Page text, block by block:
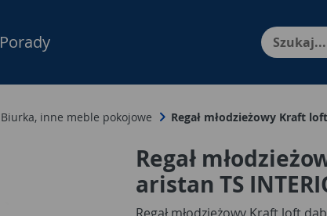
Menu Produktów, nawigacja:
Porady
Biurka, inne meble pokojowe Regał młodzieżowy Kraft
Regał
aristan TS